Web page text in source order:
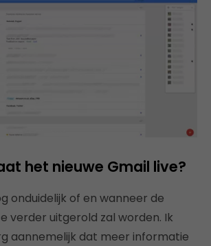
het nieuwe Gmail live?
onduidelijk of en wanneer de
verder uitgerold zal worden. Ik
aannemelijk dat meer informatie